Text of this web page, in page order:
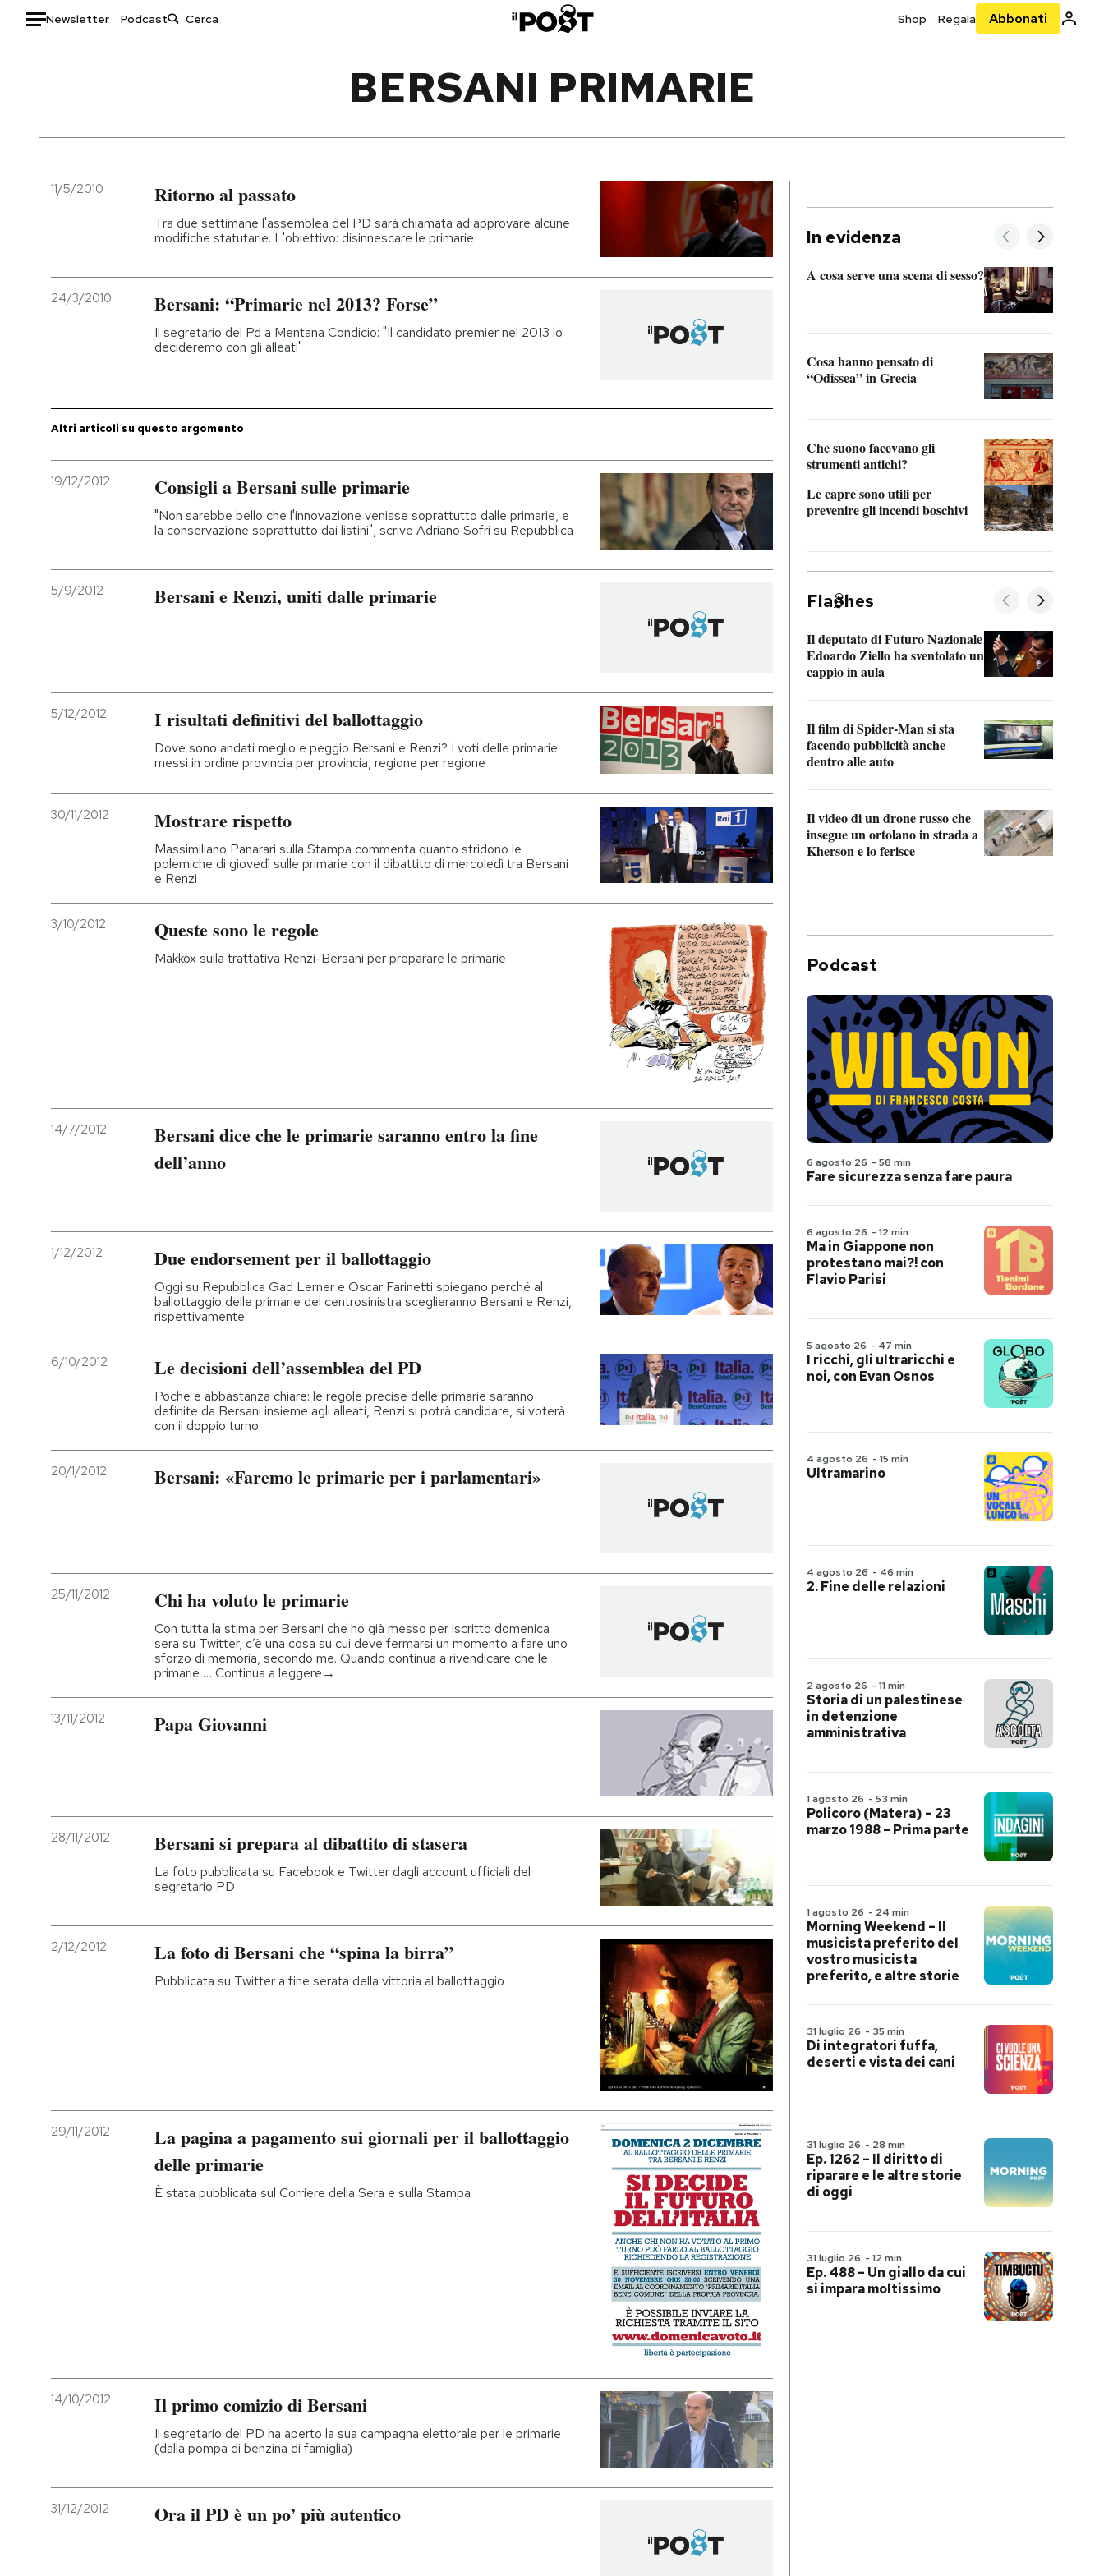
Newsletter Podcast Shop Regala Abbonati
Italia
Politica
Cultura
Economia
Moda
Storie/Idee
Ok Boomer!
Europa
Altrecose
Mondiali calcio 2026
I MIEI PREFERITI
Entra
BERSANI PRIMARIE
11/5/2010 Ritorno al passato
Tra due settimane l'assemblea del PD sarà chiamata ad approvare alcune
modifiche statutarie. L'obiettivo: disinnescare le primarie
24/3/2010 Bersani: “Primarie nel 2013? Forse”
Il segretario del Pd a Mentana Condicio: "Il candidato premier nel 2013 lo
decideremo con gli alleati"
Altri articoli su questo argomento
19/12/2012 Consigli a Bersani sulle primarie
"Non sarebbe bello che l'innovazione venisse soprattutto dalle primarie, e
la conservazione soprattutto dai listini", scrive Adriano Sofri su Repubblica
5/9/2012 Bersani e Renzi, uniti dalle primarie
5/12/2012 I risultati definitivi del ballottaggio
Dove sono andati meglio e peggio Bersani e Renzi? I voti delle primarie
messi in ordine provincia per provincia, regione per regione
30/11/2012 Mostrare rispetto
Massimiliano Panarari sulla Stampa commenta quanto stridono le
polemiche di giovedì sulle primarie con il dibattito di mercoledì tra Bersani
e Renzi
3/10/2012 Queste sono le regole
Makkox sulla trattativa Renzi-Bersani per preparare le primarie
14/7/2012
Bersani dice che le primarie saranno entro la fine
dell’anno
1/12/2012 Due endorsement per il ballottaggio
Oggi su Repubblica Gad Lerner e Oscar Farinetti spiegano perché al
ballottaggio delle primarie del centrosinistra sceglieranno Bersani e Renzi,
rispettivamente
6/10/2012 Le decisioni dell’assemblea del PD
Poche e abbastanza chiare: le regole precise delle primarie saranno
definite da Bersani insieme agli alleati, Renzi si potrà candidare, si voterà
con il doppio turno
20/1/2012 Bersani: «Faremo le primarie per i parlamentari»
25/11/2012 Chi ha voluto le primarie
Con tutta la stima per Bersani che ho già messo per iscritto domenica
sera su Twitter, c’è una cosa su cui deve fermarsi un momento a fare uno
sforzo di memoria, secondo me. Quando continua a rivendicare che le
primarie … Continua a leggere→
13/11/2012 Papa Giovanni
28/11/2012 Bersani si prepara al dibattito di stasera
La foto pubblicata su Facebook e Twitter dagli account ufficiali del
segretario PD
2/12/2012 La foto di Bersani che “spina la birra”
Pubblicata su Twitter a fine serata della vittoria al ballottaggio
29/11/2012
La pagina a pagamento sui giornali per il ballottaggio
delle primarie
È stata pubblicata sul Corriere della Sera e sulla Stampa
14/10/2012 Il primo comizio di Bersani
Il segretario del PD ha aperto la sua campagna elettorale per le primarie
(dalla pompa di benzina di famiglia)
31/12/2012 Ora il PD è un po’ più autentico
In evidenza
A cosa serve una scena di sesso?
Cosa hanno pensato di
“Odissea” in Grecia
Che suono facevano gli
strumenti antichi?
Le capre sono utili per
prevenire gli incendi boschivi
Fla hes
Il deputato di Futuro Nazionale
Edoardo Ziello ha sventolato un
cappio in aula
Il film di Spider-Man si sta
facendo pubblicità anche
dentro alle auto
Il video di un drone russo che
insegue un ortolano in strada a
Kherson e lo ferisce
Podcast
6 agosto 26 - 58 min
Fare sicurezza senza fare paura
6 agosto 26 - 12 min
Ma in Giappone non
protestano mai?! con
Flavio Parisi
5 agosto 26 - 47 min
I ricchi, gli ultraricchi e
noi, con Evan Osnos
4 agosto 26 - 15 min
Ultramarino
4 agosto 26 - 46 min
2. Fine delle relazioni
2 agosto 26 - 11 min
Storia di un palestinese
in detenzione
amministrativa
1 agosto 26 - 53 min
Policoro (Matera) – 23
marzo 1988 – Prima parte
1 agosto 26 - 24 min
Morning Weekend – Il
musicista preferito del
vostro musicista
preferito, e altre storie
31 luglio 26 - 35 min
Di integratori fuffa,
deserti e vista dei cani
31 luglio 26 - 28 min
Ep. 1262 – Il diritto di
riparare e le altre storie
di oggi
31 luglio 26 - 12 min
Ep. 488 – Un giallo da cui
si impara moltissimo